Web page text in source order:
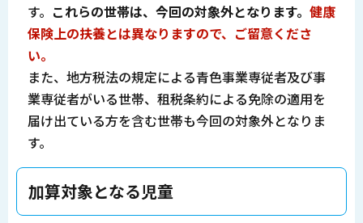
す。 これらの世帯は、今回の対象外となります。 健康
保険上の扶養とは異なりますので、ご留意くださ
い。
また、地方税法の規定による青色事業専従者及び事
業専従者がいる世帯、租税条約による免除の適用を
届け出ている方を含む世帯も今回の対象外となりま
す。
加算対象となる児童